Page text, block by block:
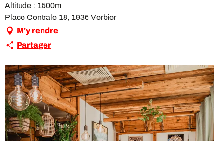
Altitude : 1500m
Place Centrale 18, 1936 Verbier
M'y rendre
Partager